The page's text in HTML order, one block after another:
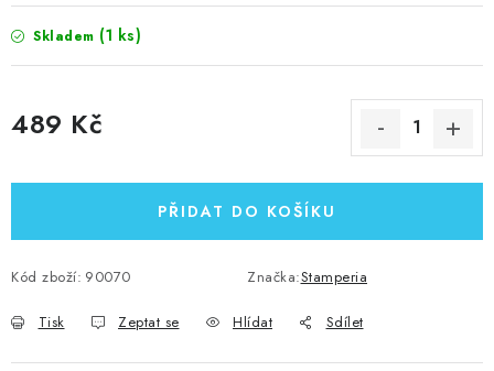
Skladem (1 ks)
489 Kč
PŘIDAT DO KOŠÍKU
Kód zboží: 90070 Značka:Stamperia
Tisk Zeptat se Hlídat Sdílet